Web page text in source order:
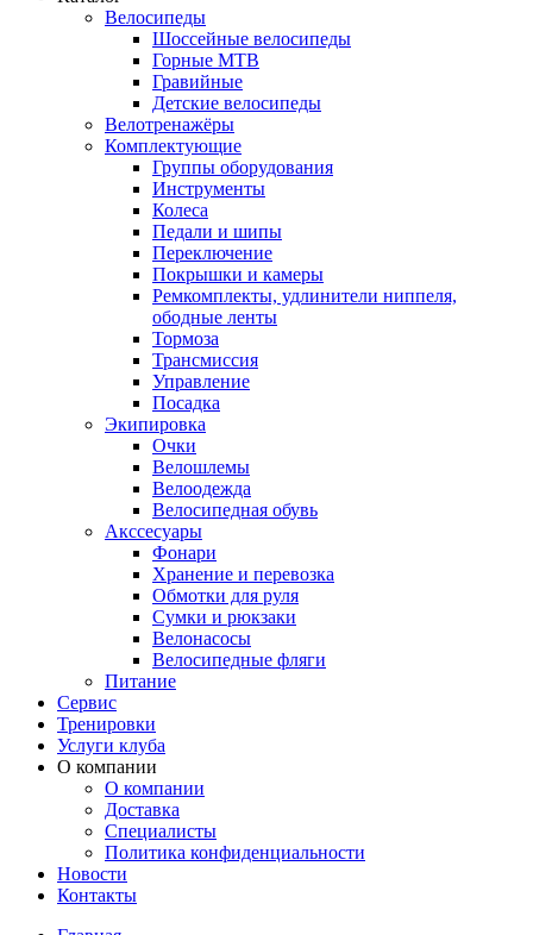
Велосипеды
Шоссейные велосипеды
Горные МTB
Гравийные
Детские велосипеды
Велотренажёры
Комплектующие
Группы оборудования
Инструменты
Колеса
Педали и шипы
Переключение
Покрышки и камеры
Ремкомплекты, удлинители ниппеля,
ободные ленты
Тормоза
Трансмиссия
Управление
Посадка
Экипировка
Очки
Велошлемы
Велоодежда
Велосипедная обувь
Акссесуары
Фонари
Хранение и перевозка
Обмотки для руля
Сумки и рюкзаки
Велонасосы
Велосипедные фляги
Питание
Сервис
Тренировки
Услуги клуба
О компании
О компании
Доставка
Специалисты
Политика конфиденциальности
Новости
Контакты